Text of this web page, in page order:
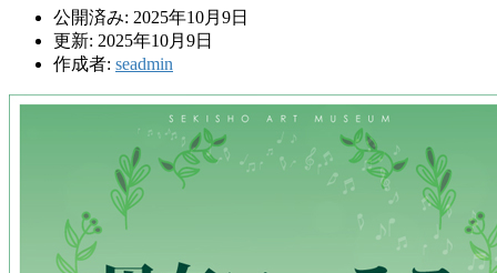
公開済み: 2025年10月9日
更新: 2025年10月9日
作成者: seadmin